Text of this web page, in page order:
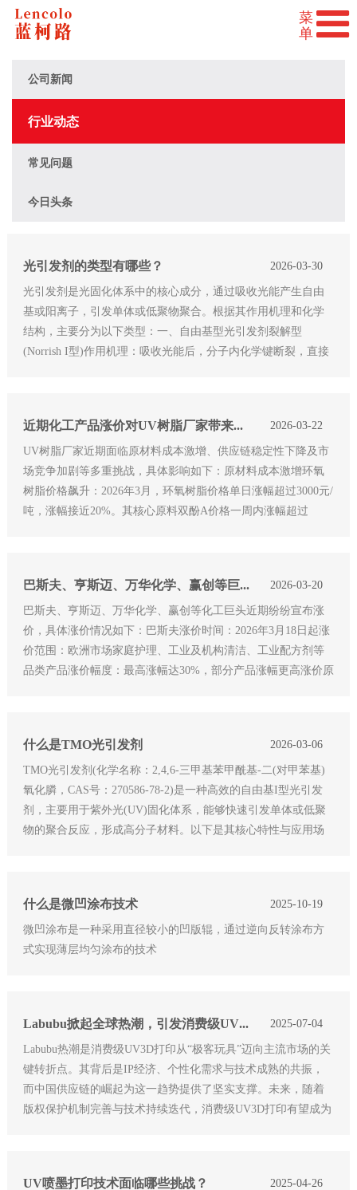
公司新闻
行业动态
常见问题
今日头条
光引发剂的类型有哪些？ 2026-03-30
光引发剂是光固化体系中的核心成分，通过吸收光能产生自由
基或阳离子，引发单体或低聚物聚合。根据其作用机理和化学
结构，主要分为以下类型：一、自由基型光引发剂裂解型
(Norrish I型)作用机理：吸收光能后，分子内化学键断裂，直接
近期化工产品涨价对UV树脂厂家带来的影响 2026-03-22
UV树脂厂家近期面临原材料成本激增、供应链稳定性下降及市
场竞争加剧等多重挑战，具体影响如下：原材料成本激增环氧
树脂价格飙升：2026年3月，环氧树脂价格单日涨幅超过3000元/
吨，涨幅接近20%。其核心原料双酚A价格一周内涨幅超过
巴斯夫、亨斯迈、万华化学、赢创等巨头再涨价 2026-03-20
巴斯夫、亨斯迈、万华化学、赢创等化工巨头近期纷纷宣布涨
价，具体涨价情况如下：巴斯夫涨价时间：2026年3月18日起涨
价范围：欧洲市场家庭护理、工业及机构清洁、工业配方剂等
品类产品涨价幅度：最高涨幅达30%，部分产品涨幅更高涨价原
什么是TMO光引发剂 2026-03-06
TMO光引发剂(化学名称：2,4,6-三甲基苯甲酰基-二(对甲苯基)
氧化膦，CAS号：270586-78-2)是一种高效的自由基I型光引发
剂，主要用于紫外光(UV)固化体系，能够快速引发单体或低聚
物的聚合反应，形成高分子材料。以下是其核心特性与应用场
什么是微凹涂布技术 2025-10-19
微凹涂布是一种采用直径较小的凹版辊，通过逆向反转涂布方
式实现薄层均匀涂布的技术
Labubu掀起全球热潮，引发消费级UV3D打印热潮 2025-07-04
Labubu热潮是消费级UV3D打印从“极客玩具”迈向主流市场的关
键转折点。其背后是IP经济、个性化需求与技术成熟的共振，
而中国供应链的崛起为这一趋势提供了坚实支撑。未来，随着
版权保护机制完善与技术持续迭代，消费级UV3D打印有望成为
UV喷墨打印技术面临哪些挑战？ 2025-04-26